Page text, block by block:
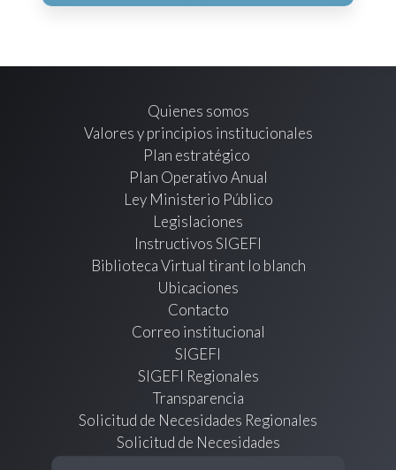
Quienes somos
Valores y principios institucionales
Plan estratégico
Plan Operativo Anual
Ley Ministerio Público
Legislaciones
Instructivos SIGEFI
Biblioteca Virtual tirant lo blanch
Ubicaciones
Contacto
Correo institucional
SIGEFI
SIGEFI Regionales
Transparencia
Solicitud de Necesidades Regionales
Solicitud de Necesidades